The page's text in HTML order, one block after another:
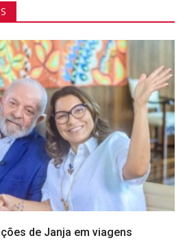
de Janja em viagens